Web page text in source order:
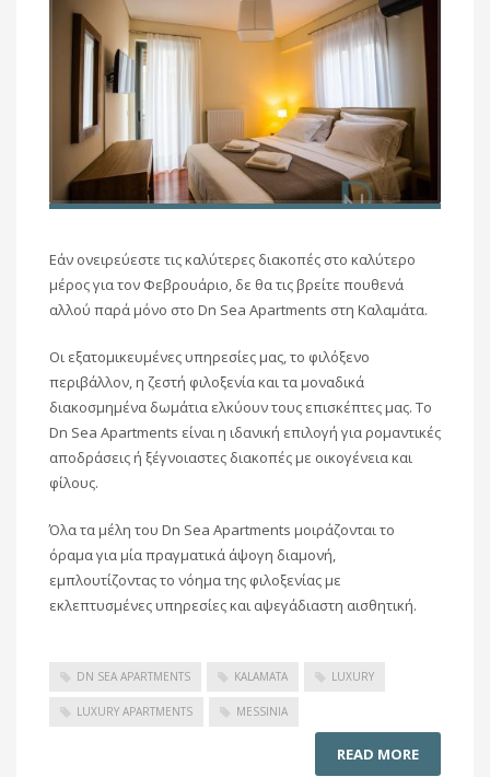
Εάν ονειρεύεστε τις καλύτερες διακοπές στο καλύτερο
μέρος για τον Φεβρουάριο, δε θα τις βρείτε πουθενά
αλλού παρά μόνο στο Dn Sea Apartments στη Καλαμάτα.
Οι εξατομικευμένες υπηρεσίες μας, το φιλόξενο
περιβάλλον, η ζεστή φιλοξενία και τα μοναδικά
διακοσμημένα δωμάτια ελκύουν τους επισκέπτες μας. Το
Dn Sea Apartments είναι η ιδανική επιλογή για ρομαντικές
αποδράσεις ή ξέγνοιαστες διακοπές με οικογένεια και
φίλους.
Όλα τα μέλη του Dn Sea Apartments μοιράζονται το
όραμα για μία πραγματικά άψογη διαμονή,
εμπλουτίζοντας το νόημα της φιλοξενίας με
εκλεπτυσμένες υπηρεσίες και αψεγάδιαστη αισθητική.
DN SEA APARTMENTS KALAMATA LUXURY
LUXURY APARTMENTS MESSINIA
READ MORE